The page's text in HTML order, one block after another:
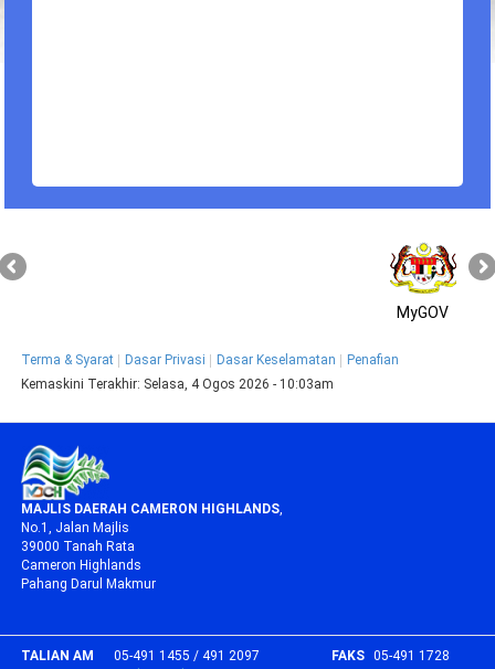
MyGOV
Terma & Syarat Dasar Privasi Dasar Keselamatan
Penafian
Kemaskini Terakhir: Selasa, 4 Ogos 2026 - 10:03am
MAJLIS DAERAH CAMERON HIGHLANDS,
No.1, Jalan Majlis
39000 Tanah Rata
Cameron Highlands
Pahang Darul Makmur
TALIAN AM 05-491 1455 / 491 2097 FAKS
05-491 1728